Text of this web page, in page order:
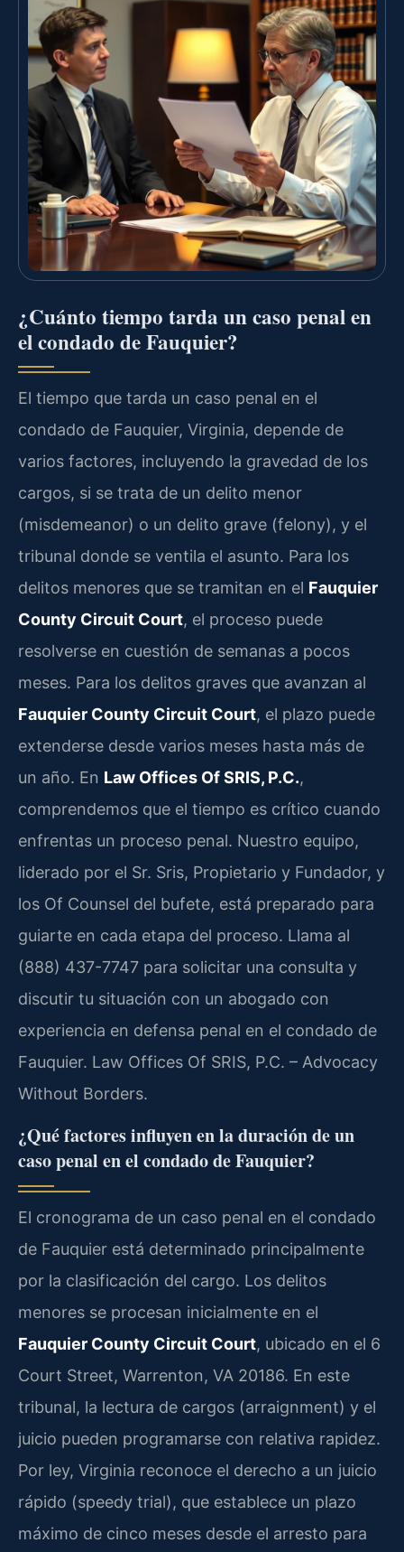
¿Cuánto tiempo tarda un caso penal en
el condado de Fauquier?
El tiempo que tarda un caso penal en el
condado de Fauquier, Virginia, depende de
varios factores, incluyendo la gravedad de los
cargos, si se trata de un delito menor
(misdemeanor) o un delito grave (felony), y el
tribunal donde se ventila el asunto. Para los
delitos menores que se tramitan en el Fauquier
County Circuit Court, el proceso puede
resolverse en cuestión de semanas a pocos
meses. Para los delitos graves que avanzan al
Fauquier County Circuit Court, el plazo puede
extenderse desde varios meses hasta más de
un año. En Law Offices Of SRIS, P.C.,
comprendemos que el tiempo es crítico cuando
enfrentas un proceso penal. Nuestro equipo,
liderado por el Sr. Sris, Propietario y Fundador, y
los Of Counsel del bufete, está preparado para
guiarte en cada etapa del proceso. Llama al
(888) 437-7747 para solicitar una consulta y
discutir tu situación con un abogado con
experiencia en defensa penal en el condado de
Fauquier. Law Offices Of SRIS, P.C. – Advocacy
Without Borders.
¿Qué factores influyen en la duración de un
caso penal en el condado de Fauquier?
El cronograma de un caso penal en el condado
de Fauquier está determinado principalmente
por la clasificación del cargo. Los delitos
menores se procesan inicialmente en el
Fauquier County Circuit Court, ubicado en el 6
Court Street, Warrenton, VA 20186. En este
tribunal, la lectura de cargos (arraignment) y el
juicio pueden programarse con relativa rapidez.
Por ley, Virginia reconoce el derecho a un juicio
rápido (speedy trial), que establece un plazo
máximo de cinco meses desde el arresto para